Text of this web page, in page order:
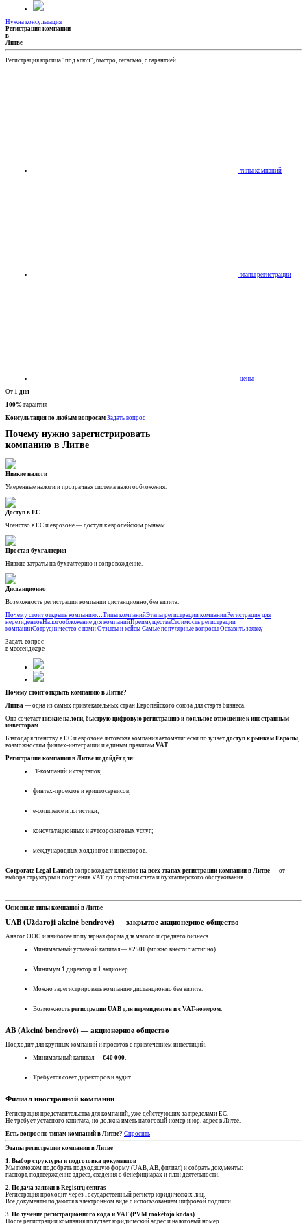
Нужна консультация
Регистрация компании
в
Литве
Регистрация юрлица "под ключ", быстро, легально, с гарантией
типы компаний
этапы регистрации
цены
От 1 дня
100% гарантия
Консультация по любым вопросам Задать вопрос
Почему нужно зарегистрировать
компанию в Литве
Низкие налоги
Умеренные налоги и прозрачная система налогообложения.
Доступ в ЕС
Членство в ЕС и еврозоне — доступ к европейским рынкам.
Простая бухгалтерия
Низкие затраты на бухгалтерию и сопровождение.
Дистанционно
Возможность регистрации компании дистанционно, без визита.
Почему стоит открыть компанию… Типы компанийЭтапы регистрации компанииРегистрация для
нерезидентовНалогообложение для компанийПреимуществаСтоимость регистрации
компанииСотрудничество с нами Отзывы и кейсы Самые популярные вопросы Оставить заявку
Задать вопрос
в мессенджере
Почему стоит открыть компанию в Литве?
Литва — одна из самых привлекательных стран Европейского союза для старта бизнеса.
Она сочетает низкие налоги, быструю цифровую регистрацию и лояльное отношение к иностранным
инвесторам.
Благодаря членству в ЕС и еврозоне литовская компания автоматически получает доступ к рынкам Европы
возможностям финтех-интеграции и единым правилам VAT
Регистрация компании в Литве подойдёт для:
IT-компаний и стартапов;
финтех-проектов и криптосервисов;
e-commerce и логистики;
консультационных и аутсорсинговых услуг;
международных холдингов и инвесторов.
Corporate Legal Launch сопровождает клиентов на всех этапах регистрации компании в Литве — от
выбора структуры и получения VAT до открытия счёта и бухгалтерского обслуживания.
Основные типы компаний в Литве
UAB (Uždaroji akcinė bendrovė) — закрытое акционерное общество
Аналог ООО и наиболее популярная форма для малого и среднего бизнеса.
Минимальный уставной капитал — €2500 (можно внести частично).
Минимум 1 директор и 1 акционер.
Можно зарегистрировать компанию дистанционно без визита.
Возможность регистрации UAB для нерезидентов и с VAT-номером.
AB (Akcinė bendrovė) — акционерное общество
Подходит для крупных компаний и проектов с привлечением инвестиций.
Минимальный капитал — €40 000.
Требуется совет директоров и аудит.
Филиал иностранной компании
Регистрация представительства для компаний, уже действующих за пределами ЕС.
Не требует уставного капитала, но должна иметь налоговый номер и юр. адрес в Литве.
Есть вопрос по типам компаний в Литве? Спросить
Этапы регистрации компании в Литве
1. Выбор структуры и подготовка документов
Мы поможем подобрать подходящую форму (UAB, AB, филиал) и собрать документы:
паспорт, подтверждение адреса, сведения о бенефициарах и план деятельности.
2. Подача заявки в Registrų centras
Регистрация проходит через Государственный регистр юридических лиц.
Все документы подаются в электронном виде с использованием цифровой подписи.
3. Получение регистрационного кода и VAT (PVM mokėtojo kodas)
После регистрации компания получает юридический адрес и налоговый номер.